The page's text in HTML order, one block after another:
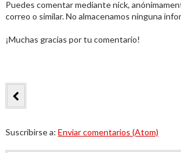
Puedes comentar mediante nick,
correo o similar. No almacenamos ninguna
¡Muchas gracias por tu comentario!
Suscribirse a: Enviar comentarios (Atom)